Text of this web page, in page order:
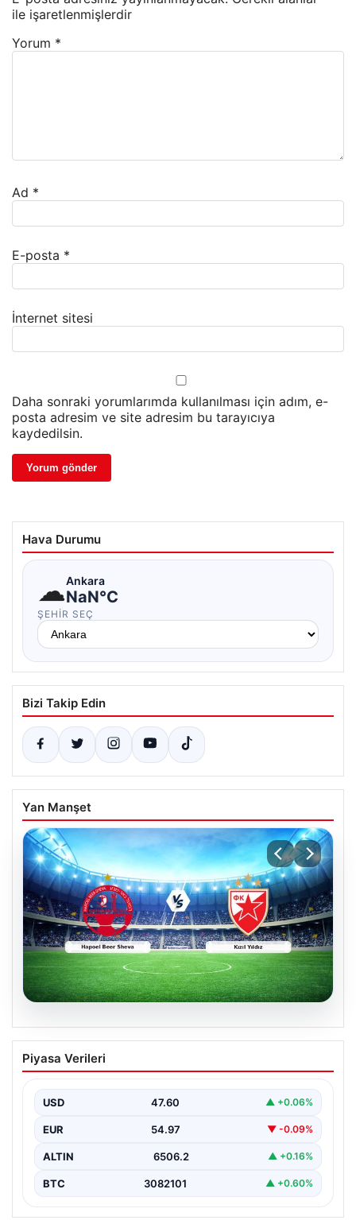
ile işaretlenmişlerdir
Yorum *
Ad *
E-posta *
İnternet sitesi
Daha sonraki yorumlarımda kullanılması için adım, e-
posta adresim ve site adresim bu tarayıcıya
kaydedilsin.
Hava Durumu
☁Ankara
NaN°C
ŞEHIR SEÇ
Bizi Takip Edin
Yan Manşet
CANLI | Hapoel Beer Sheva – Kızıl Yıldız
Canlı Maç Anlatımı
Piyasa Verileri
USD 47.60 ▲ +0.06%
EUR 54.97 ▼ -0.09%
ALTIN 6506.2 ▲ +0.16%
BTC 3082101 ▲ +0.60%